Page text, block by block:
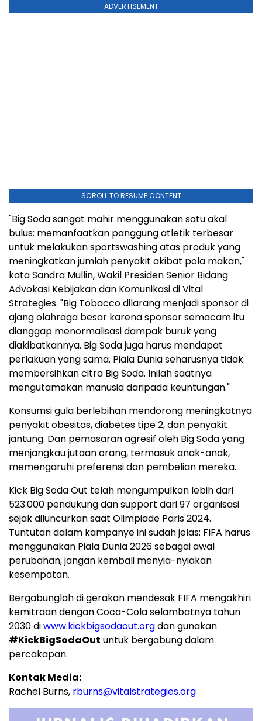
ADVERTISEMENT
SCROLL TO RESUME CONTENT
"Big Soda sangat mahir menggunakan satu akal
bulus: memanfaatkan panggung atletik terbesar
untuk melakukan sportswashing atas produk yang
meningkatkan jumlah penyakit akibat pola makan,"
kata Sandra Mullin, Wakil Presiden Senior Bidang
Advokasi Kebijakan dan Komunikasi di Vital
Strategies. "Big Tobacco dilarang menjadi sponsor di
ajang olahraga besar karena sponsor semacam itu
dianggap menormalisasi dampak buruk yang
diakibatkannya. Big Soda juga harus mendapat
perlakuan yang sama. Piala Dunia seharusnya tidak
membersihkan citra Big Soda. Inilah saatnya
mengutamakan manusia daripada keuntungan."
Konsumsi gula berlebihan mendorong meningkatnya
penyakit obesitas, diabetes tipe 2, dan penyakit
jantung. Dan pemasaran agresif oleh Big Soda yang
menjangkau jutaan orang, termasuk anak-anak,
memengaruhi preferensi dan pembelian mereka.
Kick Big Soda Out telah mengumpulkan lebih dari
523.000 pendukung dan support dari 97 organisasi
sejak diluncurkan saat Olimpiade Paris 2024.
Tuntutan dalam kampanye ini sudah jelas: FIFA harus
menggunakan Piala Dunia 2026 sebagai awal
perubahan, jangan kembali menyia-nyiakan
kesempatan.
Bergabunglah di gerakan mendesak FIFA mengakhiri
kemitraan dengan Coca-Cola selambatnya tahun
2030 diwww.kickbigsodaout.orgdan gunakan
#KickBigSodaOut untuk bergabung dalam
percakapan.
Kontak Media:
Rachel Burns, rburns@vitalstrategies.org